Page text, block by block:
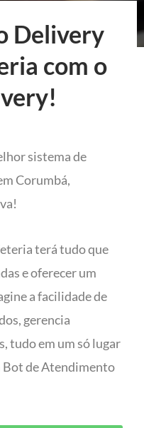
Delivery
com o
sistema de
Corumbá,
terá tudo que
e oferecer um
a facilidade de
gerencia
tudo em um só lugar
Bot de Atendimento